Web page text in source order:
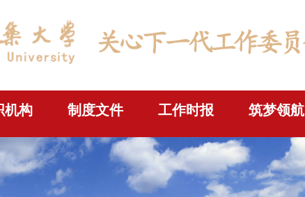
机构 制度文件 工作时报 筑梦领航